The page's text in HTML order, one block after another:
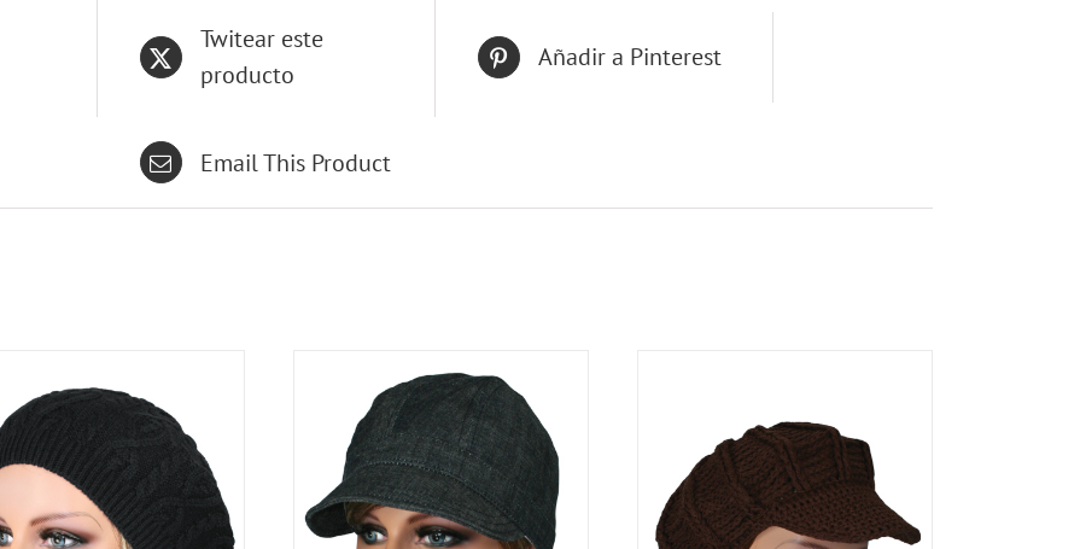
Twitear este
producto
Añadir a Pinterest
Email This Product